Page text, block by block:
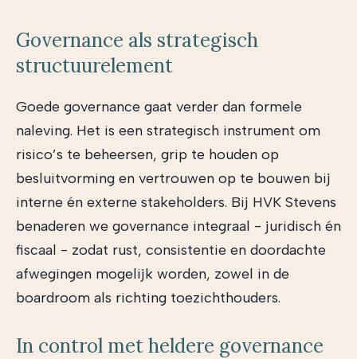
Governance als strategisch
structuurelement
Goede governance gaat verder dan formele
naleving. Het is een strategisch instrument om
risico’s te beheersen, grip te houden op
besluitvorming en vertrouwen op te bouwen bij
interne én externe stakeholders. Bij HVK Stevens
benaderen we governance integraal - juridisch én
fiscaal - zodat rust, consistentie en doordachte
afwegingen mogelijk worden, zowel in de
boardroom als richting toezichthouders.
In control met heldere governance